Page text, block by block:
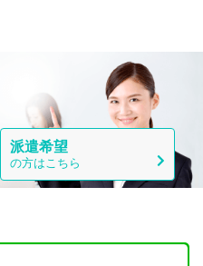
派遣希望
の方はこちら